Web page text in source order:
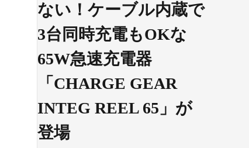
ない！ケーブル内蔵で
3台同時充電もOKな
65W急速充電器
「CHARGE GEAR
INTEG REEL 65」が
登場